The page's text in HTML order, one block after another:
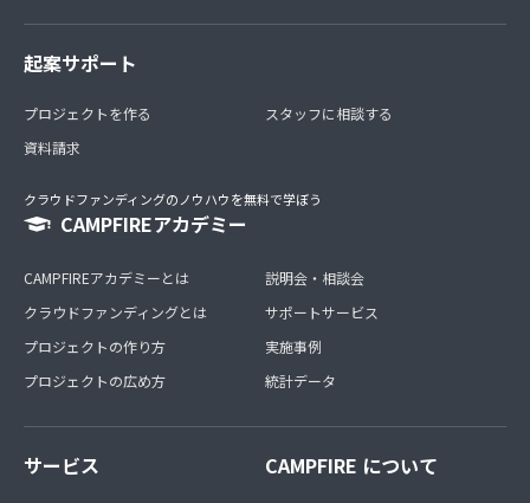
起案サポート
プロジェクトを作る
資料請求
スタッフに相談する
クラウドファンディングのノウハウを無料で学ぼう
CAMPFIREアカデミー
CAMPFIREアカデミーとは
クラウドファンディングとは
プロジェクトの作り方
プロジェクトの広め方
説明会・相談会
サポートサービス
実施事例
統計データ
サービス CAMPFIRE について